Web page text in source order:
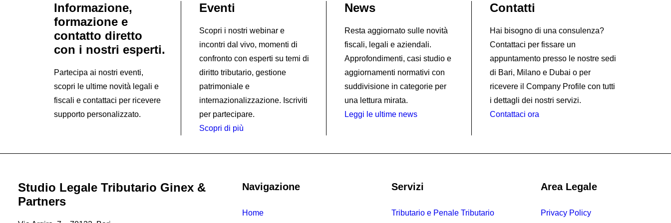
Informazione,
formazione e
contatto diretto
con i nostri esperti.
Partecipa ai nostri eventi,
scopri le ultime novità legali e
fiscali e contattaci per ricevere
supporto personalizzato.
Eventi
Scopri i nostri webinar e
incontri dal vivo, momenti di
confronto con esperti su temi di
diritto tributario, gestione
patrimoniale e
internazionalizzazione. Iscriviti
per partecipare.
Scopri di più
News
Resta aggiornato sulle novità
fiscali, legali e aziendali.
Approfondimenti, casi studio e
aggiornamenti normativi con
suddivisione in categorie per
una lettura mirata.
Leggi le ultime news
Contatti
Hai bisogno di una consulenza?
Contattaci per fissare un
appuntamento presso le nostre sedi
di Bari, Milano e Dubai o per
ricevere il Company Profile con tutti
i dettagli dei nostri servizi.
Contattaci ora
Studio Legale Tributario Ginex &
Partners
Navigazione
Home
Servizi
Tributario e Penale Tributario
Area Legale
Privacy Policy